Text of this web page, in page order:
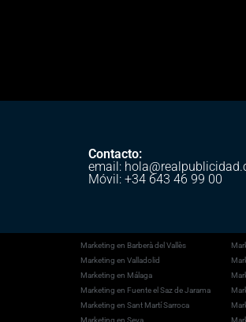
Contacto:
email:
Móvil: +34 643 46 99 00
Marketing en Barberà del Vallès
Marketing en Valladolid
Marketing en Málaga
Marketing en Fuente el Saz de Jarama
Marketing en Sant Martí Sarroca